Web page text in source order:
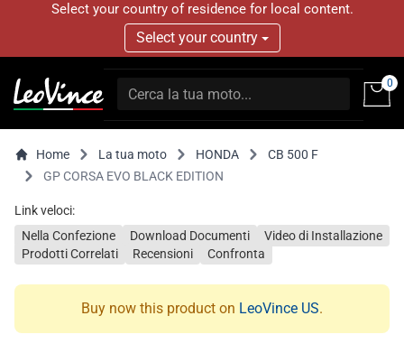
Select your country of residence for local content.
Select your country
0
Home La tua moto HONDA
CB 500 F
GP CORSA EVO BLACK EDITION
Link veloci:
Nella Confezione
Download Documenti
Video di Installazione
Prodotti Correlati
Recensioni Confronta
Buy now this product on LeoVince US.